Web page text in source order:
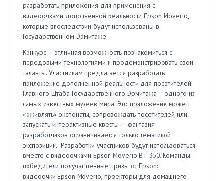
разработать приложения для применения с
видеоочками дополненной реальности Epson Moverio,
которые впоследствии будут использованы в
Государственном Эрмитаже.
Конкурс – отличная возможность познакомиться с
передовыми технологиями и продемонстрировать свои
таланты. Участникам предлагается разработать
приложение дополненной реальности для посетителей
Главного Штаба Государственного Эрмитажа – одного из
самых известных музеев мира. Это приложение может
«оживлять» экспонаты, сопровождать посетителей или
запускать интерактивные квесты — фантазия
разработчиков ограничивается только тематикой
экспозиции. Разработки участников будут использоваться
вместе с видеоочками Epson Moverio BT-350. Команды –
победители получат ценные призы от Epson:
видеоочки Epson Moverio, проекторы для домашнего